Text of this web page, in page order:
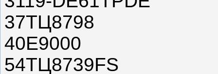
37ТЦ8798
40E9000
54ТЦ8739FS